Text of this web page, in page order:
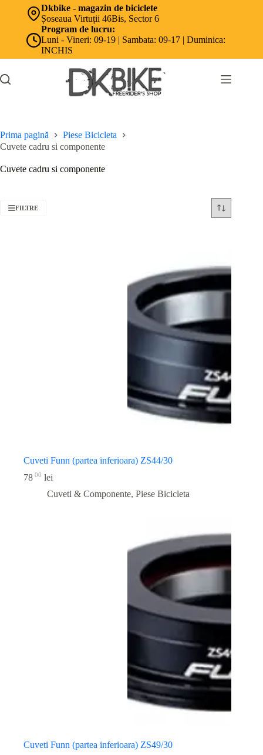
Dkbike - magazin de biciclete
Șoseaua Virtuții 46Bis, Sector 6
Program de lucru:
Luni - Vineri: 09-19 | Sambata: 09-17 | Duminica:
INCHIS
Prima pagină
Piese Bicicleta
Cuvete cadru si componente
Cuvete cadru si componente
FILTRE
Cuveti Funn (partea inferioara) ZS44/30
78 00 lei
Cuveti & Componente, Piese Bicicleta
Cuveti Funn (partea inferioara) ZS49/30